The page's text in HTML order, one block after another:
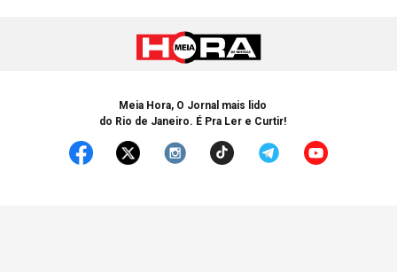
Meia Hora, O Jornal mais lido
do Rio de Janeiro. É Pra Ler e Curtir!